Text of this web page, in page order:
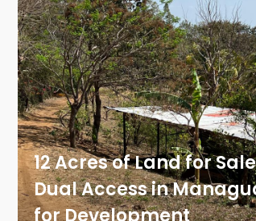
12 Acres of Land for
Dual Access in
for Development